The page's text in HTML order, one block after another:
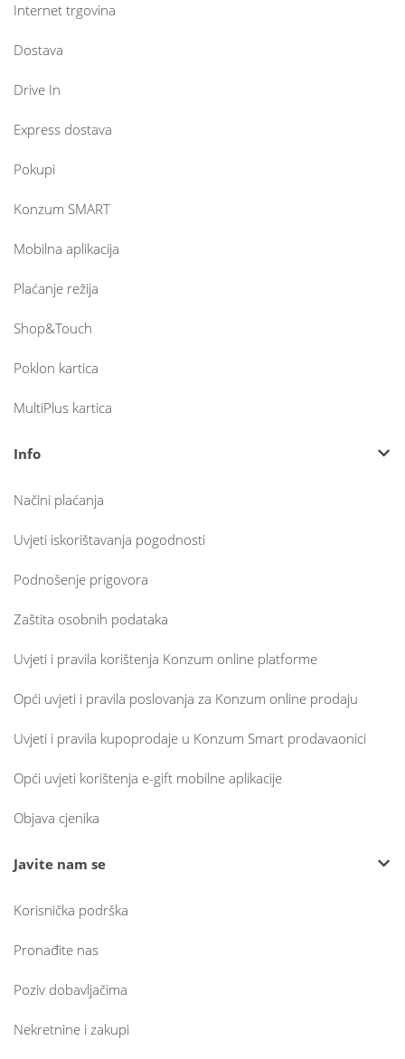
Internet trgovina
Dostava
Drive In
Express dostava
Pokupi
Konzum SMART
Mobilna aplikacija
Plaćanje režija
Shop&Touch
Poklon kartica
MultiPlus kartica
Info
Načini plaćanja
Uvjeti iskorištavanja pogodnosti
Podnošenje prigovora
Zaštita osobnih podataka
Uvjeti i pravila korištenja Konzum online platforme
Opći uvjeti i pravila poslovanja za Konzum online prodaju
Uvjeti i pravila kupoprodaje u Konzum Smart prodavaonici
Opći uvjeti korištenja e-gift mobilne aplikacije
Objava cjenika
Javite nam se
Korisnička podrška
Pronađite nas
Poziv dobavljačima
Nekretnine i zakupi